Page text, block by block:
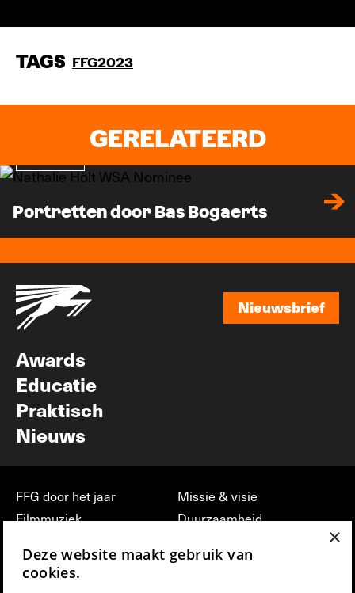
TAGS FFG2023
GERELATEERD
Portretten door Bas Bogaerts
Nieuwsbrief
Awards
Educatie
Praktisch
Nieuws
FFG door het jaar
Filmmuziek
Press & Industry
Missie & visie
Duurzaamheid
vrijwilligerswerk bij FFG
×
Deze website maakt gebruik van
cookies.